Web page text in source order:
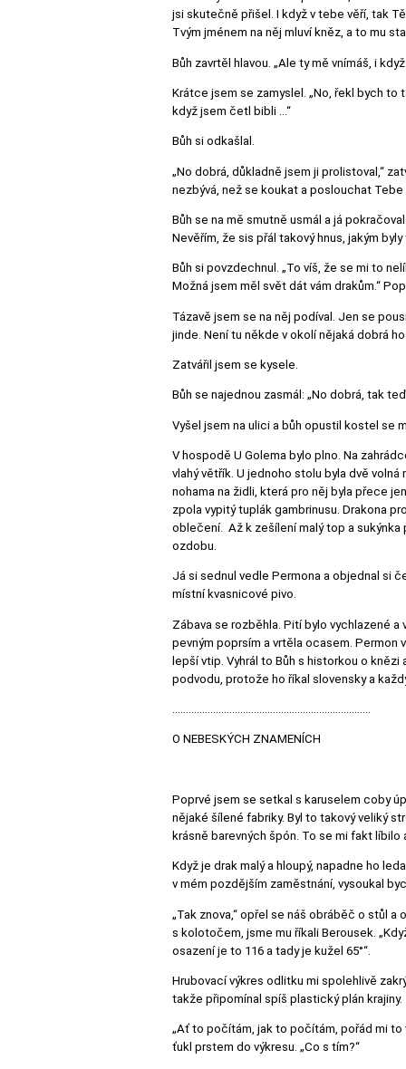
jsi skutečně přišel. I když v tebe věří, tak
Tvým jménem na něj mluví kněz, a to mu
Bůh zavrtěl hlavou. „Ale ty mě vnímáš, i
Krátce jsem se zamyslel. „No, řekl bych to
když jsem četl bibli ...“
Bůh si odkašlal.
„No dobrá, důkladně jsem ji prolistoval,“
nezbývá, než se koukat a poslouchat
Bůh se na mě smutně usmál a já
Nevěřím, že sis přál takový hnus, jakým
Bůh si povzdechnul. „To víš, že se mi to
Možná jsem měl svět dát vám drakům.“
Tázavě jsem se na něj podíval. Jen se
jinde. Není tu někde v okolí nějaká dobrá
Zatvářil jsem se kysele.
Bůh se najednou zasmál: „No dobrá, tak
Vyšel jsem na ulici a bůh opustil kostel se
V hospodě U Golema bylo plno. Na
vlahý větřík. U jednoho stolu byla dvě
nohama na židli, která pro něj byla přece
zpola vypitý tuplák gambrinusu. Drakona
oblečení. Až k zešílení malý top a sukýnka
ozdobu.
Já si sednul vedle Permona a objednal si
místní kvasnicové pivo.
Zábava se rozběhla. Pití bylo vychlazené a
pevným poprsím a vrtěla ocasem.
lepší vtip. Vyhrál to Bůh s historkou o
podvodu, protože ho říkal slovensky a
.........................................................................
O NEBESKÝCH ZNAMENÍCH
Poprvé jsem se setkal s karuselem coby
nějaké šílené fabriky. Byl to takový veliký
krásně barevných špón. To se mi fakt
Když je drak malý a hloupý, napadne ho
v mém pozdějším zaměstnání, vysoukal
„Tak znova,“ opřel se náš obráběč o stůl
s kolotočem, jsme mu říkali Berousek.
osazení je to 116 a tady je kužel 65°“.
Hrubovací výkres odlitku mi spolehlivě
takže připomínal spíš plastický plán krajiny.
„Ať to počítám, jak to počítám, pořád mi
ťukl prstem do výkresu. „Co s tím?“